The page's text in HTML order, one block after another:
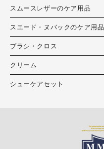
スムースレザーのケア用品
スエード・ヌバックのケア用品
ブラシ・クロス
クリーム
シューケアセット